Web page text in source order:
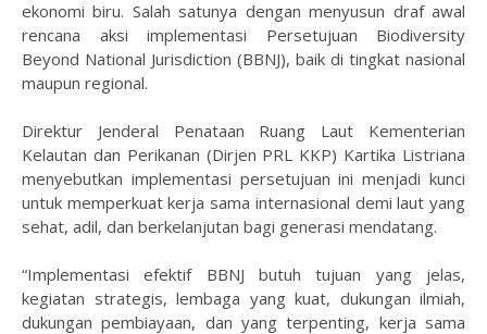
ekonomi biru. Salah satunya dengan menyusun draf awal
rencana aksi implementasi Persetujuan Biodiversity
Beyond National Jurisdiction (BBNJ), baik di tingkat nasional
maupun regional.
Direktur Jenderal Penataan Ruang Laut Kementerian
Kelautan dan Perikanan (Dirjen PRL KKP) Kartika Listriana
menyebutkan implementasi persetujuan ini menjadi kunci
untuk memperkuat kerja sama internasional demi laut yang
sehat, adil, dan berkelanjutan bagi generasi mendatang.
“Implementasi efektif BBNJ butuh tujuan yang jelas,
kegiatan strategis, lembaga yang kuat, dukungan ilmiah,
dukungan pembiayaan, dan yang terpenting, kerja sama